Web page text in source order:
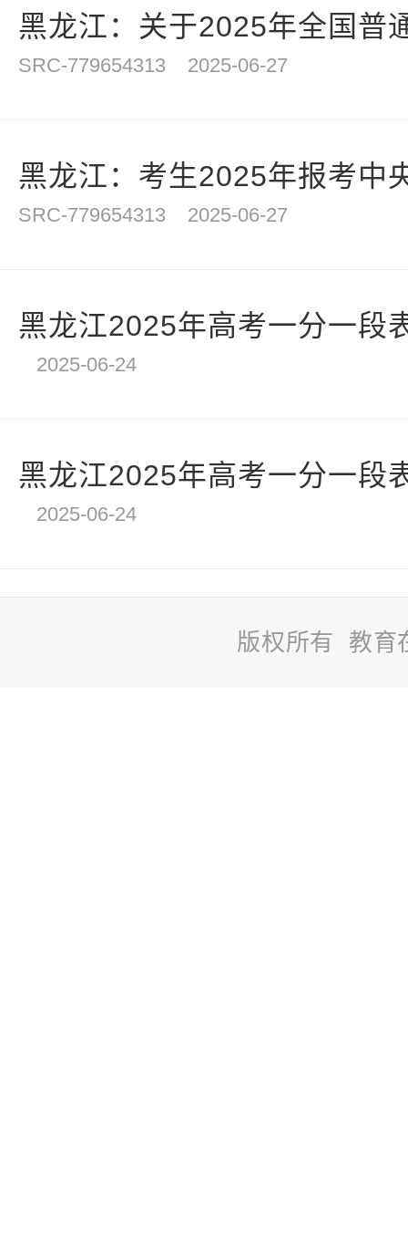
黑龙江：关于2025年全国普
SRC-779654313 2025-06-27
黑龙江：考生2025年报考中
SRC-779654313 2025-06-27
黑龙江2025年高考一分一段
2025-06-24
黑龙江2025年高考一分一段
2025-06-24
版权所有 教育